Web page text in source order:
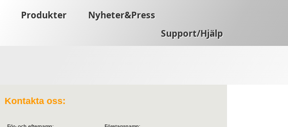
Produkter
Nyheter&Press
Support/Hjälp
Kontakta oss: